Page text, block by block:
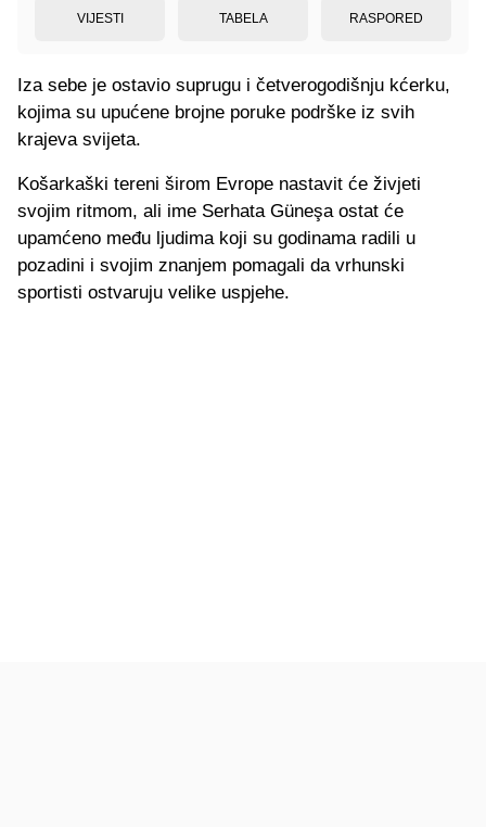
VIJESTI TABELA RASPORED
Iza sebe je ostavio suprugu i četverogodišnju kćerku,
kojima su upućene brojne poruke podrške iz svih
krajeva svijeta.
Košarkaški tereni širom Evrope nastavit će živjeti
svojim ritmom, ali ime Serhata Güneşa ostat će
upamćeno među ljudima koji su godinama radili u
pozadini i svojim znanjem pomagali da vrhunski
sportisti ostvaruju velike uspjehe.